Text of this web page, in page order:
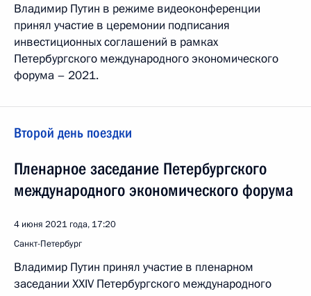
Владимир Путин в режиме видеоконференции
принял участие в церемонии подписания
инвестиционных соглашений в рамках
Петербургского международного экономического
форума – 2021.
Второй день поездки
Пленарное заседание Петербургского
международного экономического форума
4 июня 2021 года, 17:20
Санкт-Петербург
Владимир Путин принял участие в пленарном
заседании XXIV Петербургского международного